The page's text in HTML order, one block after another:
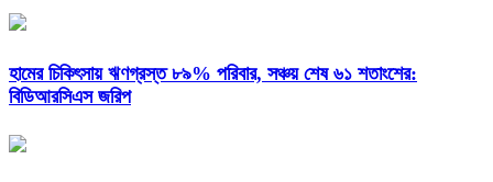
হামের চিকিৎসায় ঋণগ্রস্ত ৮৯% পরিবার, সঞ্চয় শেষ ৬১ শতাংশের:
বিডিআরসিএস জরিপ